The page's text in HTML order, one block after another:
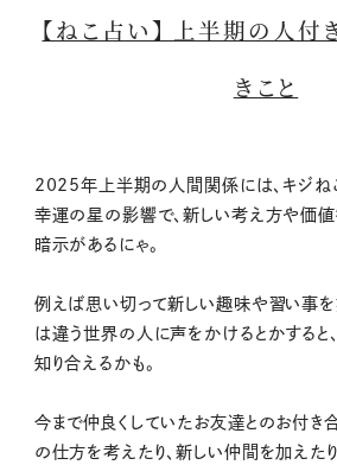
【ねこ占い】 上半期の人付
きこと
2025年上半期の人間関係には、キジね
幸運の星の影響で、新しい考え方や価
暗示があるにゃ。
例えば思い切って新しい趣味や習い事を
は違う世界の人に声をかけるとかすると
知り合えるかも。
今まで仲良くしていたお友達とのお付き
の仕方を考えたり、新しい仲間を加えた